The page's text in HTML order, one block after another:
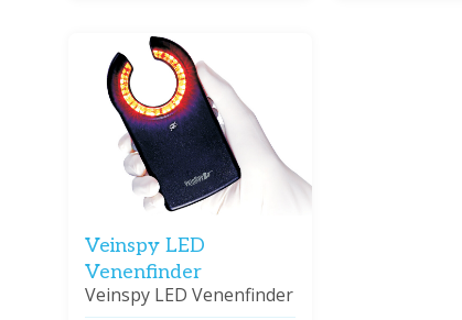
Veinspy LED
Venenfinder
Veinspy LED Venenfinder